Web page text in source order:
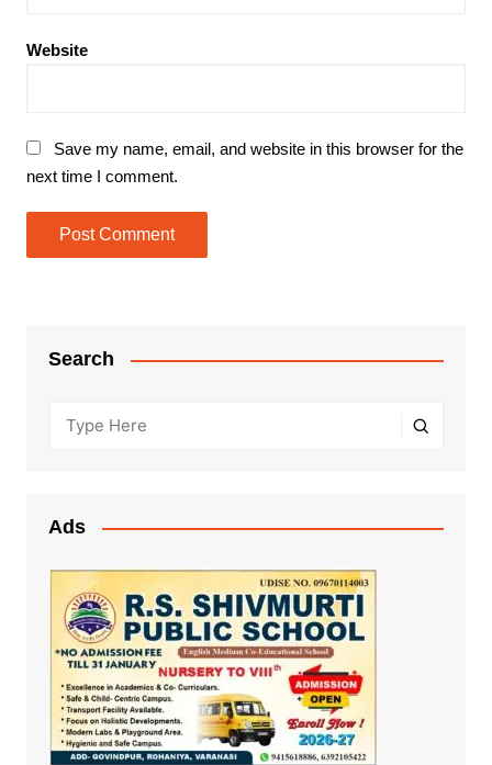
Website
Save my name, email, and website in this browser for the
next time I comment.
Search
Ads